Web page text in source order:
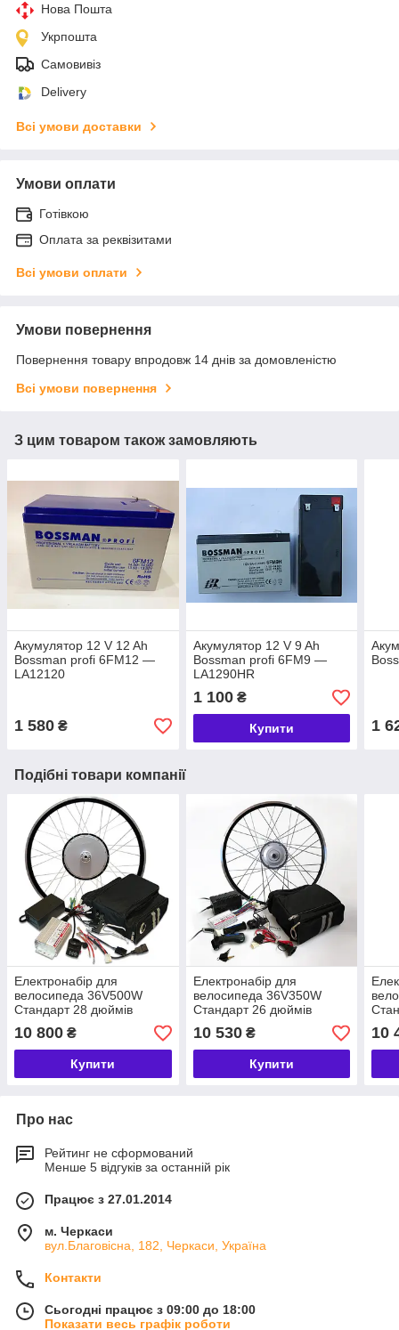
Нова Пошта
Укрпошта
Самовивіз
Delivery
Всі умови доставки
Умови оплати
Готівкою
Оплата за реквізитами
Всі умови оплати
Умови повернення
Повернення товару впродовж 14 днів за домовленістю
Всі умови повернення
З цим товаром також замовляють
Акумулятор 12 V 12 Ah
Bossman profi 6FM12 —
LA12120
1 580 ₴
Акумулятор 12 V 9 Ah
Bossman profi 6FM9 —
LA1290HR
1 100₴
Купити 1
Подібні товари компанії
Електронабір для
велосипеда 36V500W
Стандарт 28 дюймів
10 800 ₴
Купити
Електронабір для
велосипеда 36V350W
Стандарт 26 дюймів
10 530₴
Купити
10
Про нас
Рейтинг не сформований
Менше 5 відгуків за останній рік
Працює з 27.01.2014
м. Черкаси
вул.Благовісна, 182, Черкаси, Україна
Контакти
Сьогодні працює з 09:00 до 18:00
Показати весь графік роботи